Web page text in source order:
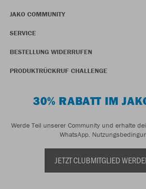
JAKO COMMUNITY
SERVICE
BESTELLUNG WIDERRUFEN
PRODUKTRÜCKRUF CHALLENGE
30% RABATT IM
Werde Teil unserer Community und erhalte
WhatsApp.
JETZT CLUBMITGLIED